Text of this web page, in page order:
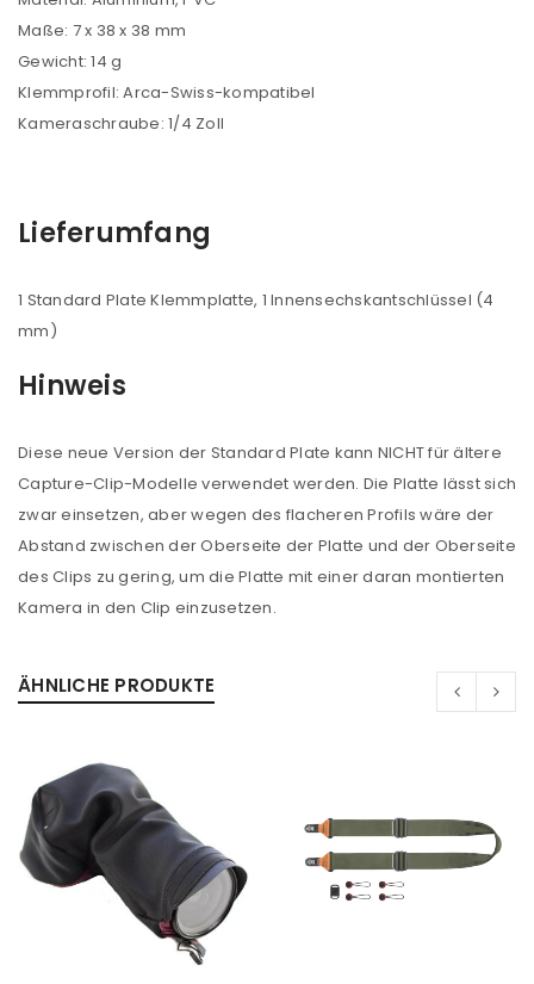
PASSWORT VERGESSEN?
E-Mail-Adresse
Ein Link zum Erstellen eines neuen Passworts wird an
Please select all the ways you would like to hear from
us
Ich stimme zu
Ja, ich möchte ein Kundenkonto eröffnen und
REGISTRIEREN
Maße: 7 x 38 x 38 mm
Gewicht: 14 g
Klemmprofil: Arca-Swiss-kompatibel
Kameraschraube: 1/4 Zoll
Lieferumfang
1 Standard Plate Klemmplatte, 1 Innensechskantschlüssel (4
mm)
Hinweis
Diese neue Version der Standard Plate kann NICHT für ältere
Capture-Clip-Modelle verwendet werden. Die Platte lässt sich
zwar einsetzen, aber wegen des flacheren Profils wäre der
Abstand zwischen der Oberseite der Platte und der Oberseite
des Clips zu gering, um die Platte mit einer daran montierten
Kamera in den Clip einzusetzen.
ÄHNLICHE PRODUKTE